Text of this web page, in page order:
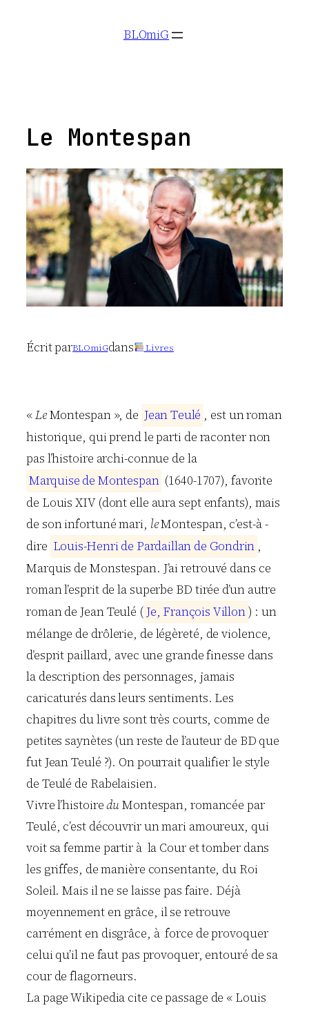
BLOmiG
Le Montespan
Écrit parBLOmiGdans Livres
«LeMontespan », de JeanTeulé , est un roman
historique, qui prend le parti de raconter non
pas l’histoire archi-connue de la
Marquise de Montespan (1640-1707), favorite
de Louis XIV (dont elle aura sept enfants), mais
de son infortuné mari, leMontespan, c’est-à -
dire Louis-Henride Pardaillan de Gondrin ,
Marquis de Monstespan. J’ai retrouvé dans ce
roman l’esprit de la superbe BD tirée d’un autre
roman de Jean Teulé ( Je, François Villon) : un
mélange de drôlerie, de légèreté, de violence,
d’esprit paillard, avec une grande finesse dans
la description des personnages, jamais
caricaturés dans leurs sentiments. Les
chapitres du livre sont très courts, comme de
petites saynètes (un reste de l’auteur de BD que
fut Jean Teulé ?). On pourrait qualifier le style
de Teulé de Rabelaisien.
Vivre l’histoireduMontespan, romancée par
Teulé, c’est découvrir un mari amoureux, qui
voit sa femme partir à la Cour et tomber dans
les griffes, de manière consentante, du Roi
Soleil. Mais il ne se laisse pas faire. Déjà
moyennement en grâce, il se retrouve
carrément en disgrâce, à force de provoquer
celui qu’il ne faut pas provoquer, entouré de sa
cour de flagorneurs.
La page Wikipedia cite ce passage de « Louis